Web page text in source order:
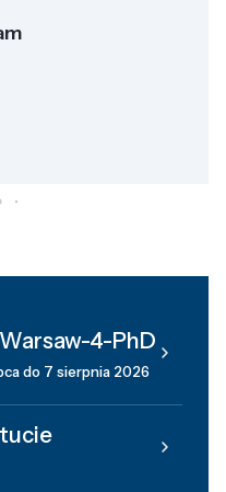
4-PhD
do 7 sierpnia 2026